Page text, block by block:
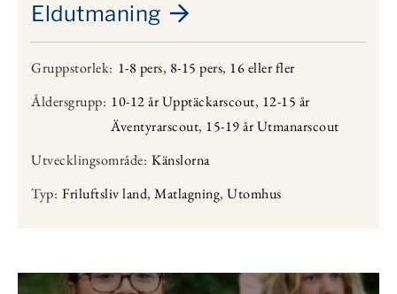
Eldutmaning
Gruppstorlek: 1-8 pers, 8-15 pers, 16 eller fler
Åldersgrupp: 10-12 år Upptäckarscout, 12-15 år
Äventyrarscout, 15-19 år Utmanarscout
Utvecklingsområde: Känslorna
Typ: Friluftsliv land, Matlagning, Utomhus